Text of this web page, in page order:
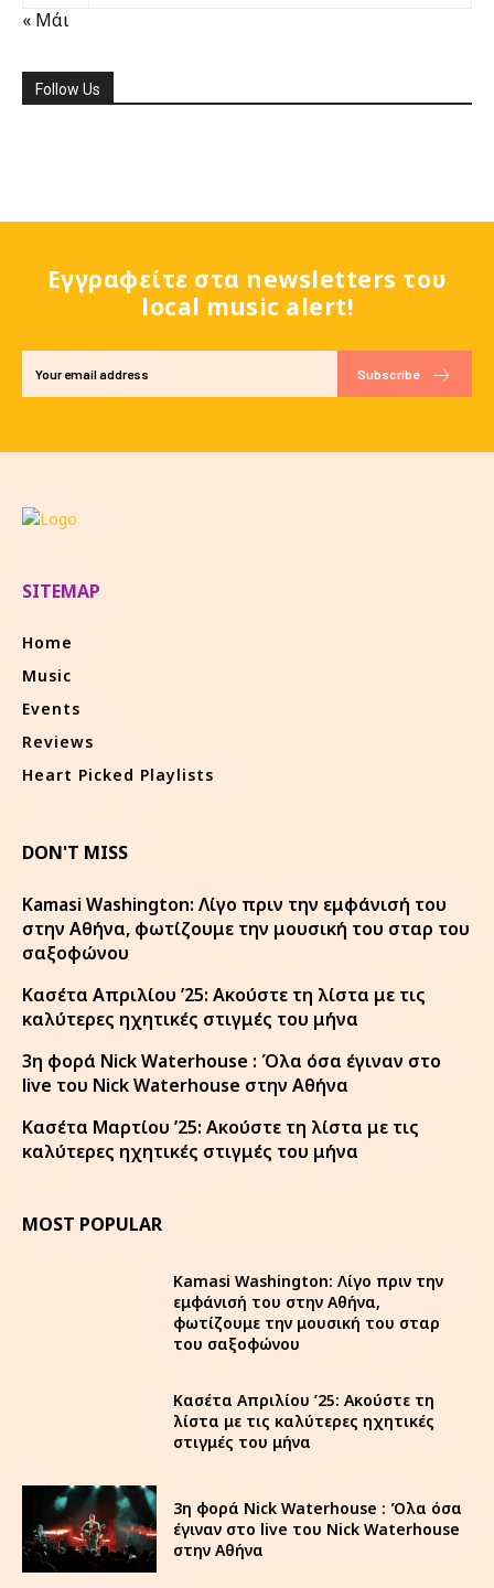
« Μάι
Follow Us
Εγγραφείτε στα newsletters του
local music alert!
Subscribe
SITEMAP
Home
Music
Events
Reviews
Heart Picked Playlists
DON'T MISS
Kamasi Washington: Λίγο πριν την εμφάνισή του
στην Αθήνα, φωτίζουμε την μουσική του σταρ του
σαξοφώνου
Κασέτα Απριλίου ’25: Ακούστε τη λίστα με τις
καλύτερες ηχητικές στιγμές του μήνα
3η φορά Nick Waterhouse : Όλα όσα έγιναν στο
live του Nick Waterhouse στην Αθήνα
Κασέτα Μαρτίου ’25: Ακούστε τη λίστα με τις
καλύτερες ηχητικές στιγμές του μήνα
MOST POPULAR
Kamasi Washington: Λίγο πριν την
εμφάνισή του στην Αθήνα,
φωτίζουμε την μουσική του σταρ
του σαξοφώνου
Κασέτα Απριλίου ’25: Ακούστε τη
λίστα με τις καλύτερες ηχητικές
στιγμές του μήνα
3η φορά Nick Waterhouse : Όλα όσα
έγιναν στο live του Nick Waterhouse
στην Αθήνα